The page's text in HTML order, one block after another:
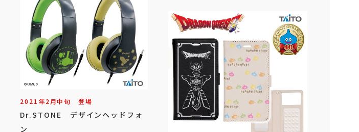
2021年2月中旬 登場
Dr.STONE デザインヘッドフォ
ン